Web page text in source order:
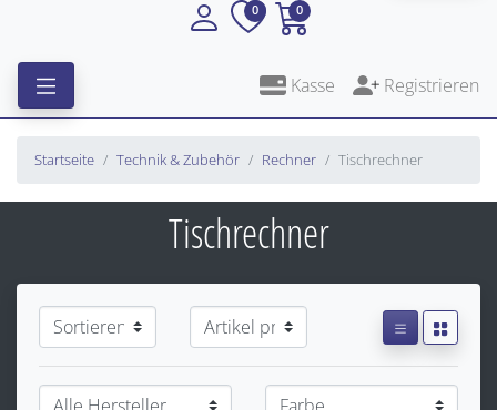
0 0
Kasse Registrieren
Startseite Technik & Zubehör Rechner Tischrechner
Tischrechner